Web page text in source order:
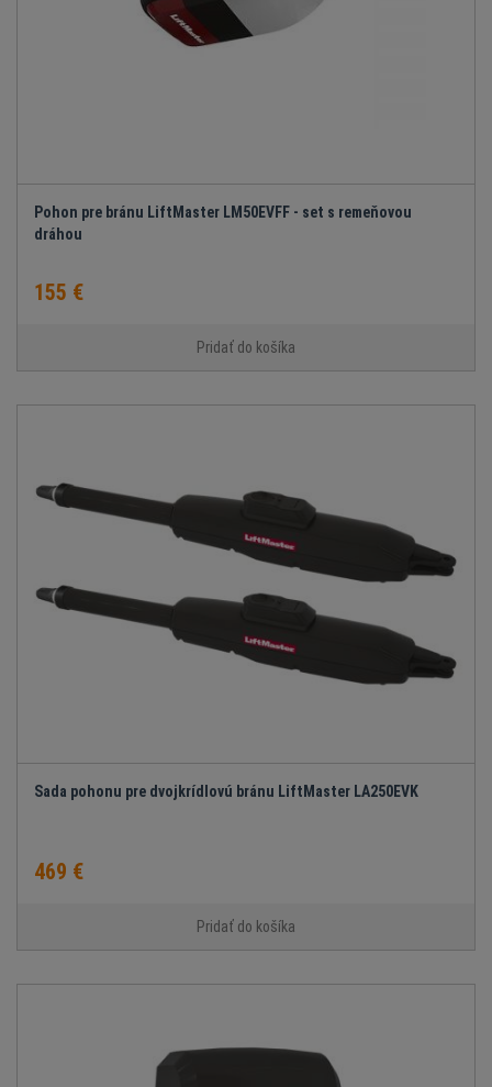
Pohon pre bránu LiftMaster LM50EVFF - set s remeňovou
dráhou
155 €
Pridať do košíka
Sada pohonu pre dvojkrídlovú bránu LiftMaster LA250EVK
469 €
Pridať do košíka